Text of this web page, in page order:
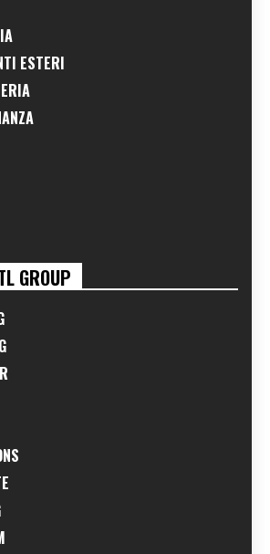
ESTERI
GROUP